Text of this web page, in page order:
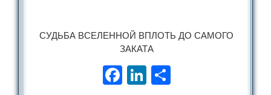
СУДЬБА ВСЕЛЕННОЙ ВПЛОТЬ ДО САМОГО
ЗАКАТА
Facebook
LinkedIn